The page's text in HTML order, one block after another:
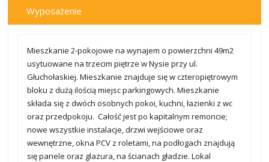
Wyposażenie
Mieszkanie 2-pokojowe na wynajem o powierzchni 49m2
usytuowane na trzecim piętrze w Nysie przy ul.
Głuchołaskiej. Mieszkanie znajduje się w czteropiętrowym
bloku z dużą ilością miejsc parkingowych. Mieszkanie
składa się z dwóch osobnych pokoi, kuchni, łazienki z wc
oraz przedpokoju. Całość jest po kapitalnym remoncie;
nowe wszystkie instalacje, drzwi wejściowe oraz
wewnętrzne, okna PCV z roletami, na podłogach znajdują
się panele oraz glazura, na ścianach gładzie. Lokal